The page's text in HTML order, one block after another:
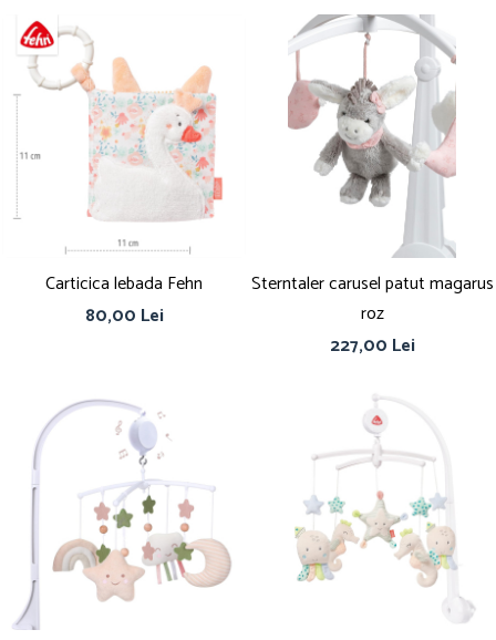
Carticica lebada Fehn
80,00 Lei
Sterntaler carusel patut magarus
roz
227,00 Lei